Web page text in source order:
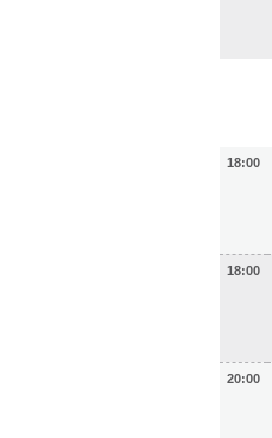
18:00
18:00
20:00